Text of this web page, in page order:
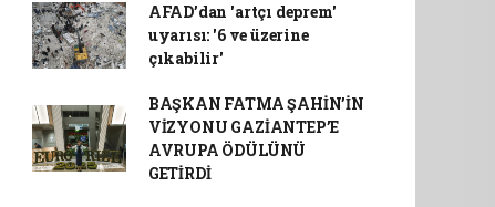
AFAD’dan 'artçı deprem'
uyarısı: '6 ve üzerine
çıkabilir'
BAŞKAN FATMA ŞAHİN’İN
VİZYONU GAZİANTEP’E
AVRUPA ÖDÜLÜNÜ
GETİRDİ